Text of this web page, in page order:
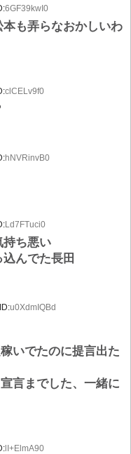
6GF39kwI0
も弄らなおかしいわ
clCELv9f0
hNVRinvB0
Ld7FTuci0
持ち悪い
んでた長田
ID:u0XdmIQBd
いでたのに提言出た
言までした、一緒に
lI+ElmA90